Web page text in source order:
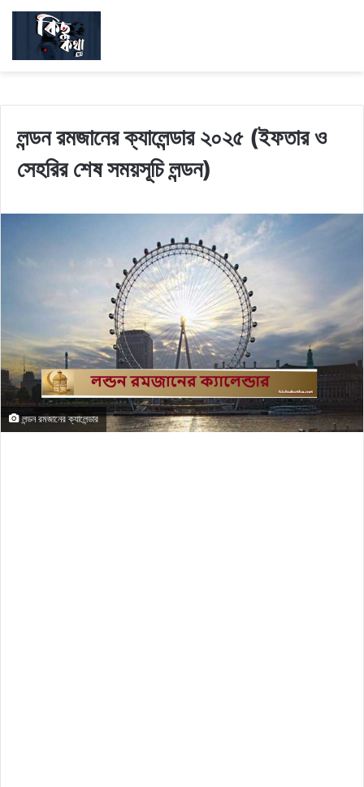
লন্ডন রমজানের ক্যালেন্ডার ২০২৫ (ইফতার ও
সেহরির শেষ সময়সূচি লন্ডন)
লন্ডন রমজানের ক্যালেন্ডার